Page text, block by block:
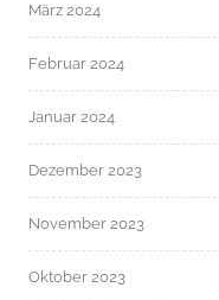
März 2024
Februar 2024
Januar 2024
Dezember 2023
November 2023
Oktober 2023